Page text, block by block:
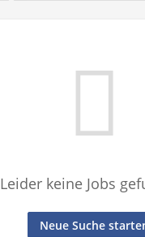
Leider keine Jobs
Neue Suche